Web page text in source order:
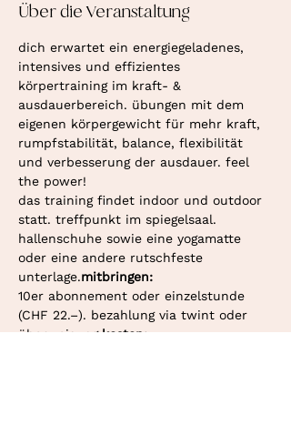
Über die Veranstaltung
dich erwartet ein energiegeladenes,
intensives und effizientes
körpertraining im kraft- &
ausdauerbereich. übungen mit dem
eigenen körpergewicht für mehr kraft,
rumpfstabilität, balance, flexibilität
und verbesserung der ausdauer. feel
the power!
das training findet indoor und outdoor
statt. treffpunkt im spiegelsaal.
hallenschuhe sowie eine yogamatte
oder eine andere rutschfeste
unterlage.mitbringen:
10er abonnement oder einzelstunde
(CHF 22.–). bezahlung via twint oder
überweisung.kosten: